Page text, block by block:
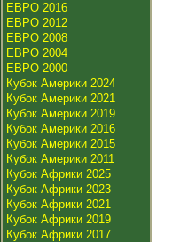
ЕВРО 2016
ЕВРО 2012
ЕВРО 2008
ЕВРО 2004
ЕВРО 2000
Кубок Америки 2024
Кубок Америки 2021
Кубок Америки 2019
Кубок Америки 2016
Кубок Америки 2015
Кубок Америки 2011
Кубок Африки 2025
Кубок Африки 2023
Кубок Африки 2021
Кубок Африки 2019
Кубок Африки 2017